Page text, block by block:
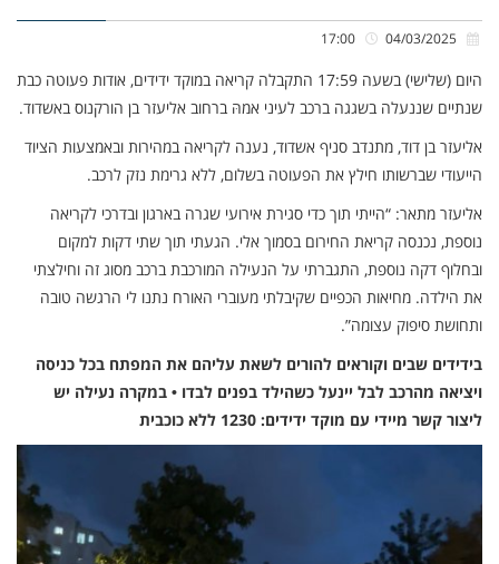
היום (שלישי) בשעה 17:59 התקבלה קריאה במוקד ידידים, אודות פעוטה כבת
שנתיים שננעלה בשגגה ברכב לעיני אמהּ ברחוב אליעזר בן הורקנוס באשדוד.
אליעזר בן דוד, מתנדב סניף אשדוד, נענה לקריאה במהירות ובאמצעות הציוד
הייעודי שברשותו חילץ את הפעוטה בשלום, ללא גרימת נזק לרכב.
אליעזר מתאר: “הייתי תוך כדי סגירת אירועי שגרה בארגון ובדרכי לקריאה
נוספת, נכנסה קריאת החירום בסמוך אלי. הגעתי תוך שתי דקות למקום
ובחלוף דקה נוספת, התגברתי על הנעילה המורכבת ברכב מסוג זה וחילצתי
את הילדה. מחיאות הכפיים שקיבלתי מעוברי האורח נתנו לי הרגשה טובה
ותחושת סיפוק עצומה”.
בידידים שבים וקוראים להורים לשאת עליהם את המפתח בכל כניסה
ויציאה מהרכב לבל יינעל כשהילד בפנים לבדו • במקרה נעילה יש
ליצור קשר מיידי עם מוקד ידידים: 1230 ללא כוכבית